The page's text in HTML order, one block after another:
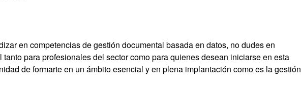
en competencias de gestión documental basada en datos, no dudes en
tanto para profesionales del sector como para quienes desean iniciarse en esta
de formarte en un ámbito esencial y en plena implantación como es la gestión